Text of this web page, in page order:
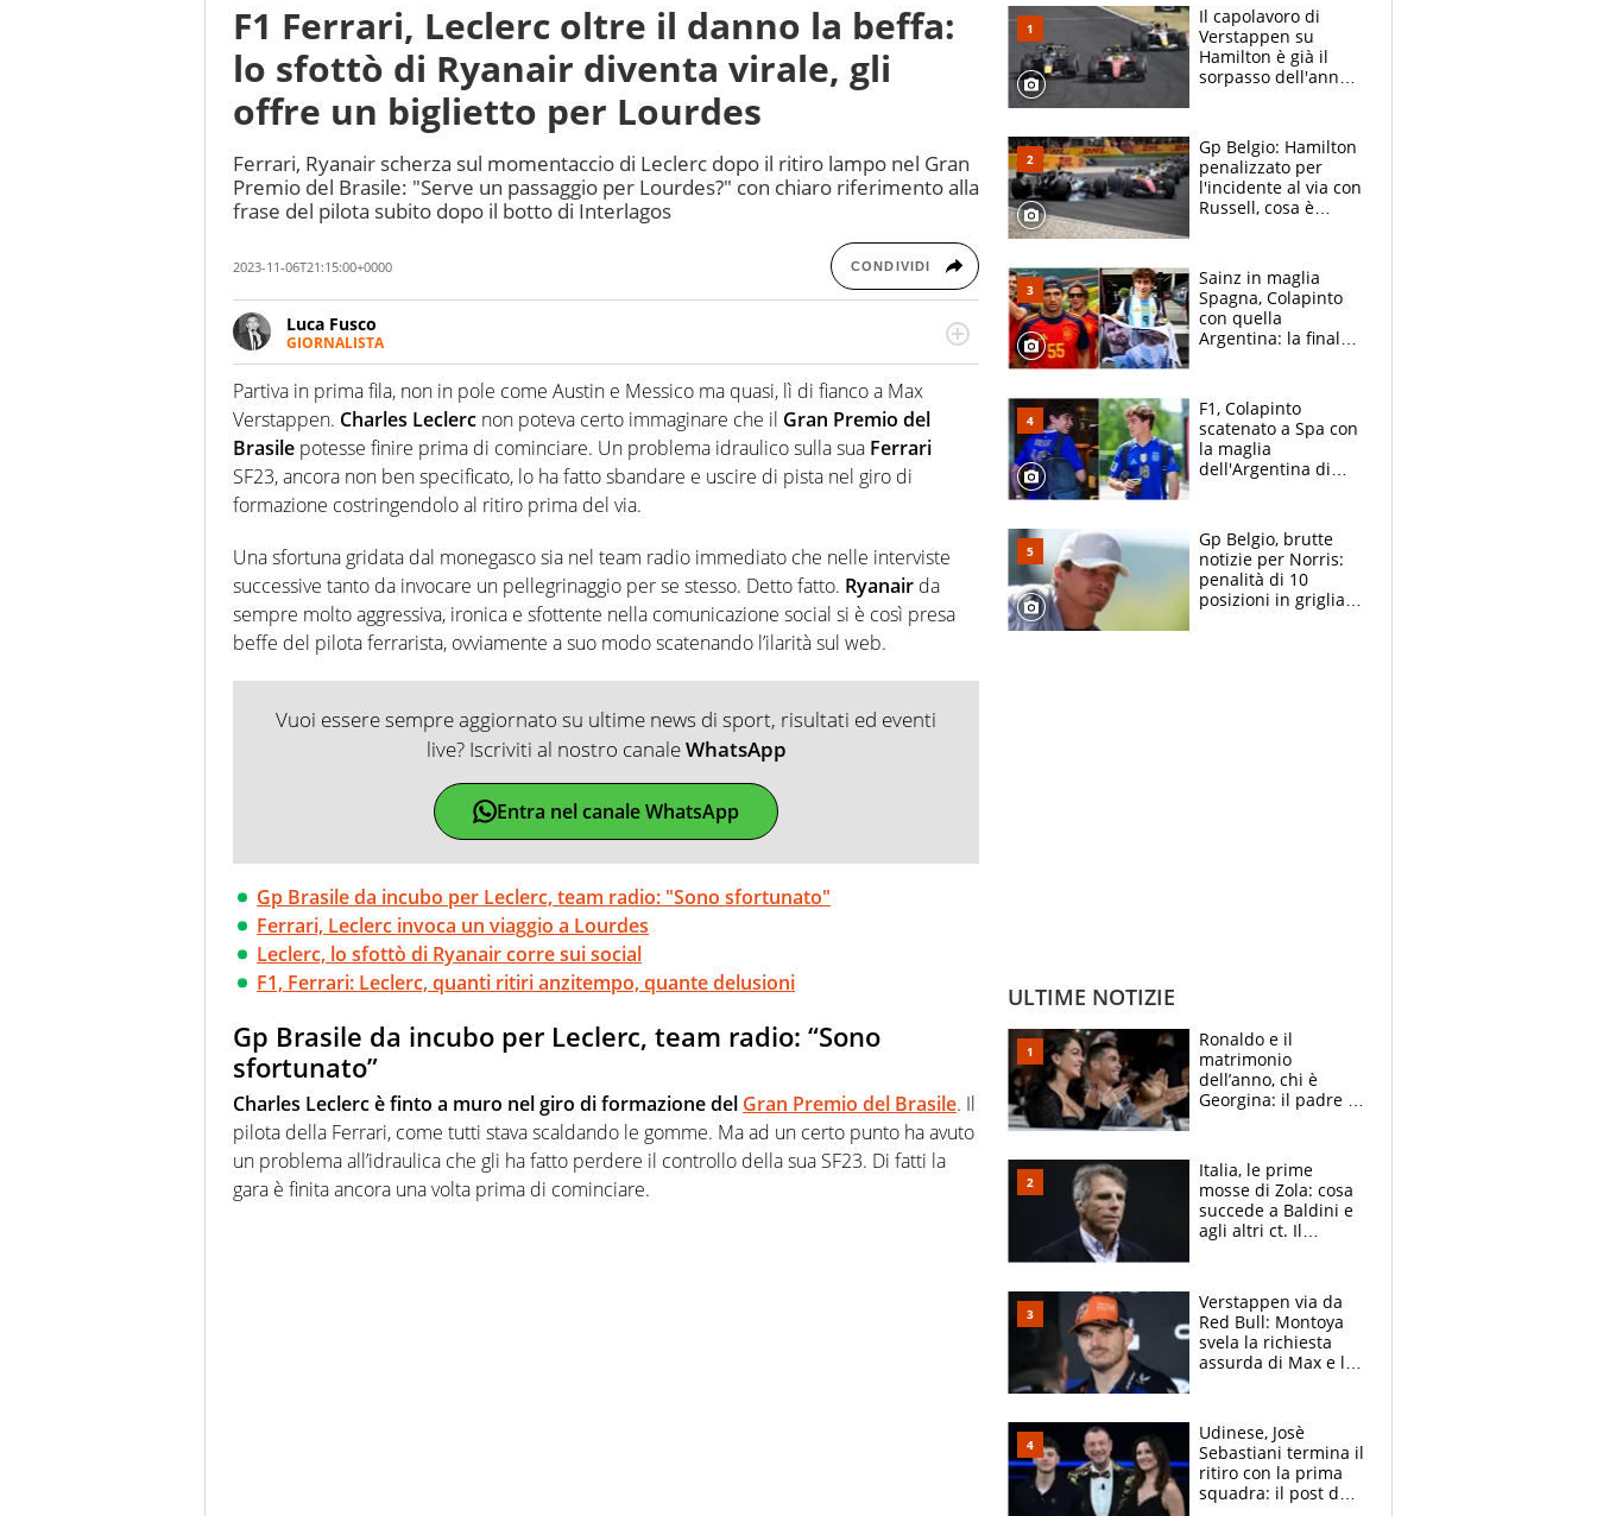
F1 Ferrari, Leclerc oltre il danno la beffa:
lo sfottò di Ryanair diventa virale, gli
offre un biglietto per Lourdes
Ferrari, Ryanair scherza sul momentaccio di Leclerc dopo il ritiro lampo nel Gran
Premio del Brasile: "Serve un passaggio per Lourdes?" con chiaro riferimento alla
frase del pilota subito dopo il botto di Interlagos
2023-11-06T21:15:00+0000 CONDIVIDI
Luca Fusco
GIORNALISTA
Giornalista multimediale. Quando si accendono i motori, lui sgasa, impenna, derapa. E
spesso e volentieri finisce sul podio
Partiva in prima fila, non in pole come Austin e Messico ma quasi, lì di fianco a Max
Verstappen. Charles Leclerc non poteva certo immaginare che il Gran Premio del
Brasile potesse finire prima di cominciare. Un problema idraulico sulla sua Ferrari
SF23, ancora non ben specificato, lo ha fatto sbandare e uscire di pista nel giro di
formazione costringendolo al ritiro prima del via.
Una sfortuna gridata dal monegasco sia nel team radio immediato che nelle interviste
successive tanto da invocare un pellegrinaggio per se stesso. Detto fatto. Ryanair da
sempre molto aggressiva, ironica e sfottente nella comunicazione social si è così presa
beffe del pilota ferrarista, ovviamente a suo modo scatenando l’ilarità sul web.
Vuoi essere sempre aggiornato su ultime news di sport, risultati ed eventi
live? Iscriviti al nostro canaleWhatsApp
Entra nel canale WhatsApp
Gp Brasile da incubo per Leclerc, team radio: "Sono sfortunato"
Ferrari, Leclerc invoca un viaggio a Lourdes
Leclerc, lo sfottò di Ryanair corre sui social
F1, Ferrari: Leclerc, quanti ritiri anzitempo, quante delusioni
Gp Brasile da incubo per Leclerc, team radio: “Sono
sfortunato”
Charles Leclerc è finto a muro nel giro di formazione del Gran Premio del Brasile. Il
pilota della Ferrari, come tutti stava scaldando le gomme. Ma ad un certo punto ha avuto
un problema all’idraulica che gli ha fatto perdere il controllo della sua SF23. Di fatti la
gara è finita ancora una volta prima di cominciare.
Il capolavoro di
Verstappen su
Hamilton è già il
sorpasso dell'anno:
2021
Gp Belgio: Hamilton
penalizzato per
l'incidente al via con
Russell, cosa è
Sainz in maglia
Spagna, Colapinto
con quella
Argentina: la finale
vede l'ora
F1, Colapinto
scatenato a Spa con
la maglia
dell'Argentina di
le parolacce"
Gp Belgio, brutte
notizie per Norris:
penalità di 10
posizioni in griglia,
ULTIME NOTIZIE
Ronaldo e il
matrimonio
dell’anno, chi è
Georgina: il padre in
social
Italia, le prime
mosse di Zola: cosa
succede a Baldini e
agli altri ct. Il
azzurri
Verstappen via da
Red Bull: Montoya
svela la richiesta
assurda di Max e lo
McLaren siano
meglio?”
Udinese, Josè
Sebastiani termina il
ritiro con la prima
squadra: il post del